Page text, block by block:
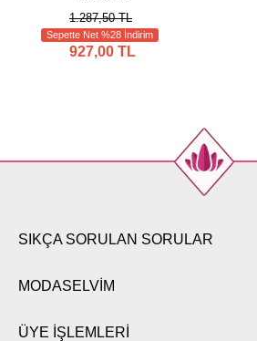
1.287,50 TL
Sepette Net %28 İndirim
927,00 TL
SIKÇA SORULAN SORULAR
MODASELVİM
ÜYE İŞLEMLERİ